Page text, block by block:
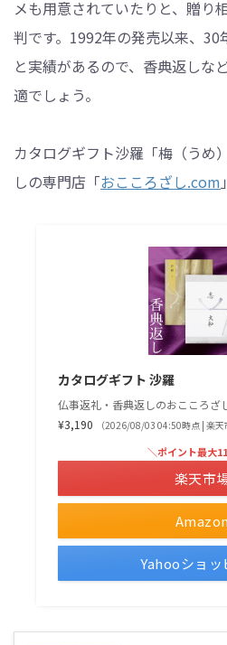
メも用意されていたりと、贈り
判です。1992年の発売以来、
と実績があるので、香典返しな
適でしょう。
カタログギフト沙羅「梅（うめ
しの専門店「おこころざし.com
カタログギフト 沙羅
仏事返礼・香典返しのおこころざ
¥3,190
（2026/08/03 04:50時点 | 楽天
Amazon
＼ポイント最大
楽天市
Yahooショッ